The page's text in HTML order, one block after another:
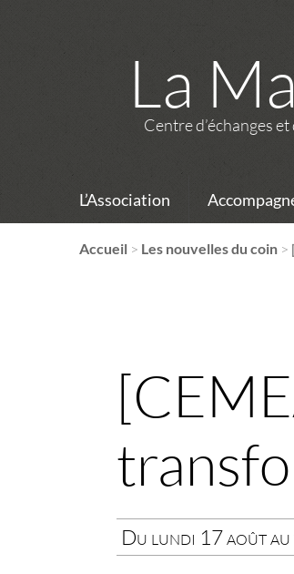
La
Centre d’échanges
L’Association
Accueil > Les nouvelles du coin >
Du lundi 17 août au